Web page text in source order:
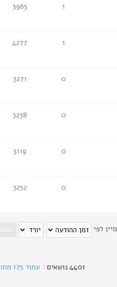
1
3965
1
4277
0
3271
0
3238
0
3119
0
3252
מיין לפי
4401 נושאים | עמוד 175